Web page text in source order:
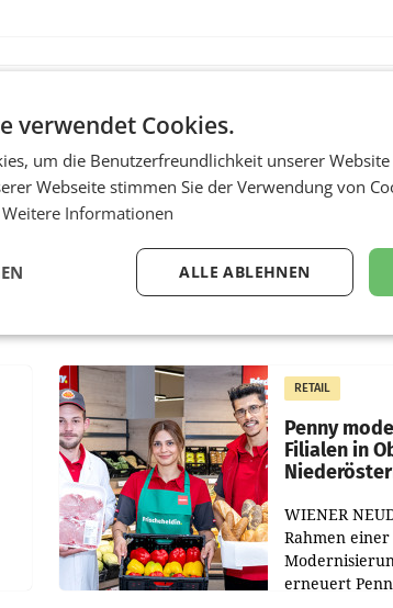
RETAIL
Penny
Filialen in
WIENER
Rahmen
erneuert
verwendet Cookies.
um die Benutzerfreundlichkeit unserer
Webseite stimmen Sie der Verwendung von
Weitere Informationen
ALLE ABLEHNEN